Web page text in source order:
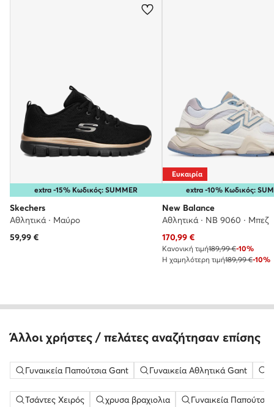
extra -15% Κωδικός: SUMMER
Skechers
Αθλητικά · Μαύρο
59,99 €
extra -10% Κωδικός:
Ευκαιρία
New Balance
Αθλητικά · NB 9060 · Μπεζ
Τρέχουσα τιμή
170,99€
Κανονική τιμή189,99 €-10%
Η χαμηλότερη τιμή189,99 €-10%
Άλλοι χρήστες / πελάτες αναζήτησαν επίσης
Γυναικεία Παπούτσια Gant Γυναικεία Αθλητικά Gant
Τσάντες Χειρός χρυσα βραχιολια Γυναικεία